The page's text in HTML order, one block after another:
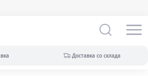
Доставка со склада